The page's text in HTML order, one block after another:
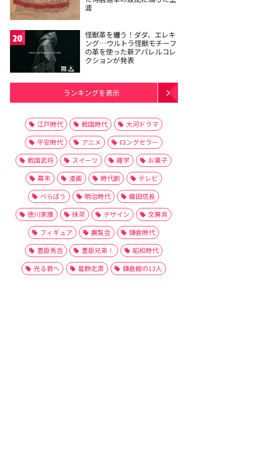
涯
20
怪獣革を纏う！ダダ、エレキ
ング…ウルトラ怪獣モチーフ
の革を使った新アパレルコレ
クションが発表
ランキングを表示
江戸時代 戦国時代
大河ドラマ
平安時代
アニメ
ロングセラー
戦国武将
スイーツ 雑学
お菓子
幕末
漫画 時代劇
テレビ
べらぼう
明治時代
織田信長
徳川家康
抹茶 デザイン
文房具
フィギュア
展覧会
鎌倉時代
豊臣秀吉
豊臣兄弟！
昭和時代
光る君へ
葛飾北斎 鎌倉殿の13人